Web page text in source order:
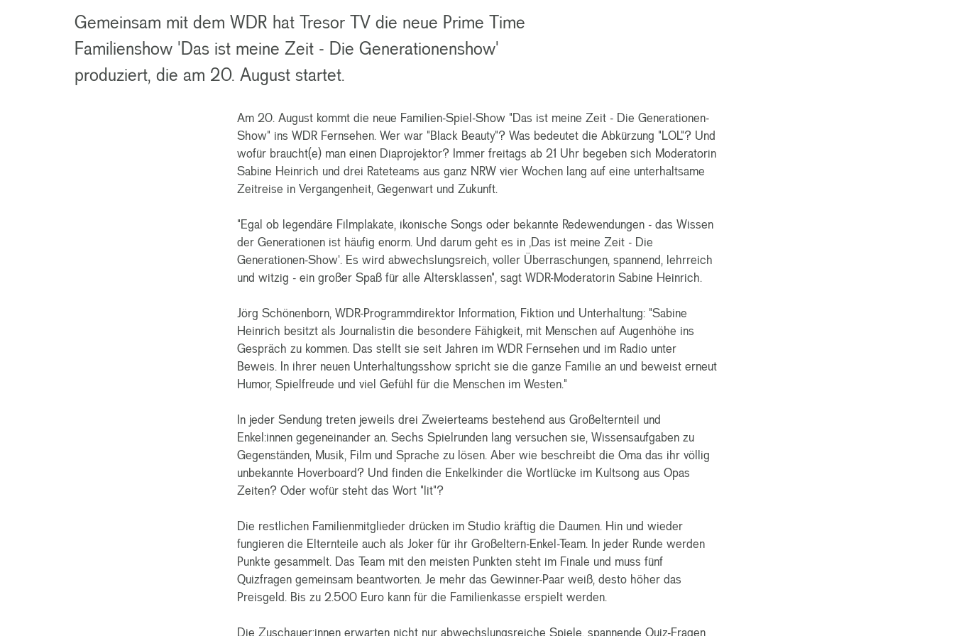
Gemeinsam mit dem WDR hat Tresor TV die neue Prime Time
Familienshow 'Das ist meine Zeit - Die Generationenshow'
produziert, die am 20. August startet.
Am 20. August kommt die neue Familien-Spiel-Show "Das ist meine Zeit - Die Generationen-
Show" ins WDR Fernsehen. Wer war "Black Beauty"? Was bedeutet die Abkürzung "LOL"? Und
wofür braucht(e) man einen Diaprojektor? Immer freitags ab 21 Uhr begeben sich Moderatorin
Sabine Heinrich und drei Rateteams aus ganz NRW vier Wochen lang auf eine unterhaltsame
Zeitreise in Vergangenheit, Gegenwart und Zukunft.
"Egal ob legendäre Filmplakate, ikonische Songs oder bekannte Redewendungen - das Wissen
der Generationen ist häufig enorm. Und darum geht es in ‚Das ist meine Zeit - Die
Generationen-Show'. Es wird abwechslungsreich, voller Überraschungen, spannend, lehrreich
und witzig - ein großer Spaß für alle Altersklassen", sagt WDR-Moderatorin Sabine Heinrich.
Jörg Schönenborn, WDR-Programmdirektor Information, Fiktion und Unterhaltung: "Sabine
Heinrich besitzt als Journalistin die besondere Fähigkeit, mit Menschen auf Augenhöhe ins
Gespräch zu kommen. Das stellt sie seit Jahren im WDR Fernsehen und im Radio unter
Beweis. In ihrer neuen Unterhaltungsshow spricht sie die ganze Familie an und beweist erneut
Humor, Spielfreude und viel Gefühl für die Menschen im Westen."
In jeder Sendung treten jeweils drei Zweierteams bestehend aus Großelternteil und
Enkel:innen gegeneinander an. Sechs Spielrunden lang versuchen sie, Wissensaufgaben zu
Gegenständen, Musik, Film und Sprache zu lösen. Aber wie beschreibt die Oma das ihr völlig
unbekannte Hoverboard? Und finden die Enkelkinder die Wortlücke im Kultsong aus Opas
Zeiten? Oder wofür steht das Wort "lit"?
Die restlichen Familienmitglieder drücken im Studio kräftig die Daumen. Hin und wieder
fungieren die Elternteile auch als Joker für ihr Großeltern-Enkel-Team. In jeder Runde werden
Punkte gesammelt. Das Team mit den meisten Punkten steht im Finale und muss fünf
Quizfragen gemeinsam beantworten. Je mehr das Gewinner-Paar weiß, desto höher das
Preisgeld. Bis zu 2.500 Euro kann für die Familienkasse erspielt werden.
Die Zuschauer:innen erwarten nicht nur abwechslungsreiche Spiele, spannende Quiz-Fragen